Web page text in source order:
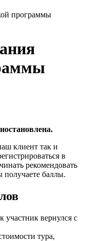
программы
клиент так и
в
рекомендовать
получаете баллы.
участник вернулся с
тура,